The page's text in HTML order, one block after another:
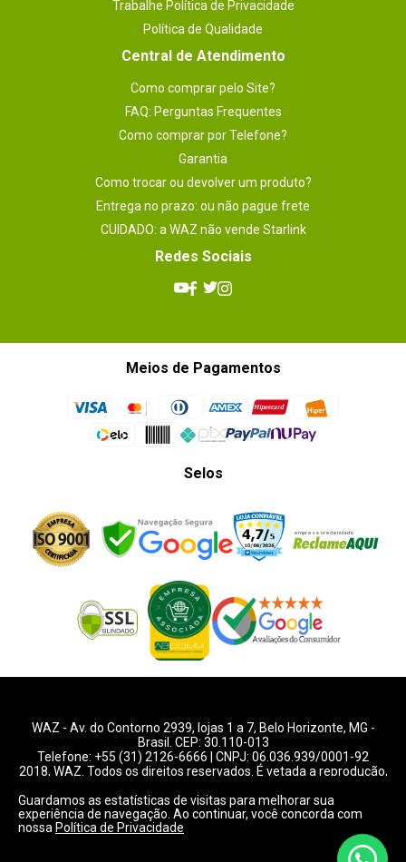
Trabalhe Política de Privacidade
Política de Qualidade
Central de Atendimento
Como comprar pelo Site?
FAQ: Perguntas Frequentes
Como comprar por Telefone?
Garantia
Como trocar ou devolver um produto?
Entrega no prazo: ou não pague frete
CUIDADO: a WAZ não vende Starlink
Redes Sociais
Meios de Pagamentos
Selos
WAZ - Av. do Contorno 2939, lojas 1 a 7, Belo Horizonte, MG -
Brasil. CEP: 30.110-013
Telefone: +55 (31) 2126-6666 | CNPJ: 06.036.939/0001-92
2018, WAZ. Todos os direitos reservados. É vetada a reprodução,
Preços e condições de pagamentos válidos exclusivamente
para compras pelo website.
Guardamos as estatísticas de visitas para melhorar sua
experiência de navegação. Ao continuar, você concorda com
nossa Política de Privacidade